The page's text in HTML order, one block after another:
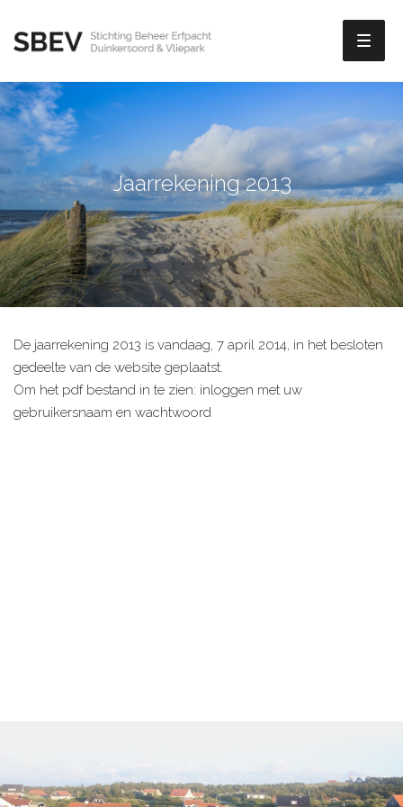
Jaarrekening 2013
De jaarrekening 2013 is vandaag, 7 april 2014, in het besloten
gedeelte van de website geplaatst.
Om het pdf bestand in te zien: inloggen met uw
gebruikersnaam en wachtwoord